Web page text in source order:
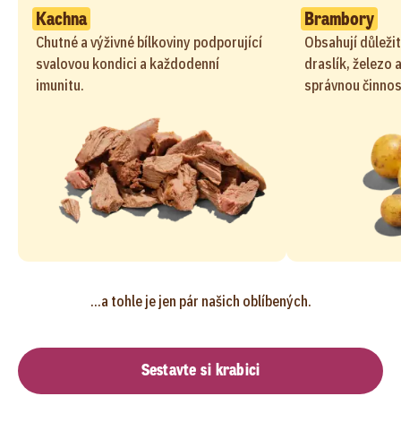
Kachna
Chutné a výživné bílkoviny podporující
svalovou kondici a každodenní
imunitu.
Brambory
Obsahují
draslík, železo
správnou
...a tohle je jen pár našich oblíbených.
Sestavte si krabici